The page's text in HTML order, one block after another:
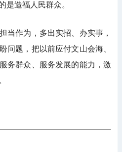
是造福人民群众。
作为，多出实招、办实事，
问题，把以前应付文山会海、
务群众、服务发展的能力，激